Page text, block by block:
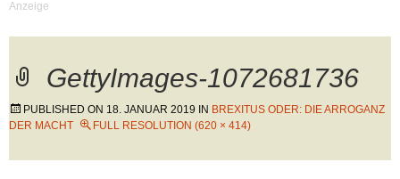
GettyImages-1072681736
PUBLISHED ON 18. JANUAR 2019 IN BREXITUS ODER: DIE ARROGANZ
DER MACHT
FULL RESOLUTION (620 × 414)